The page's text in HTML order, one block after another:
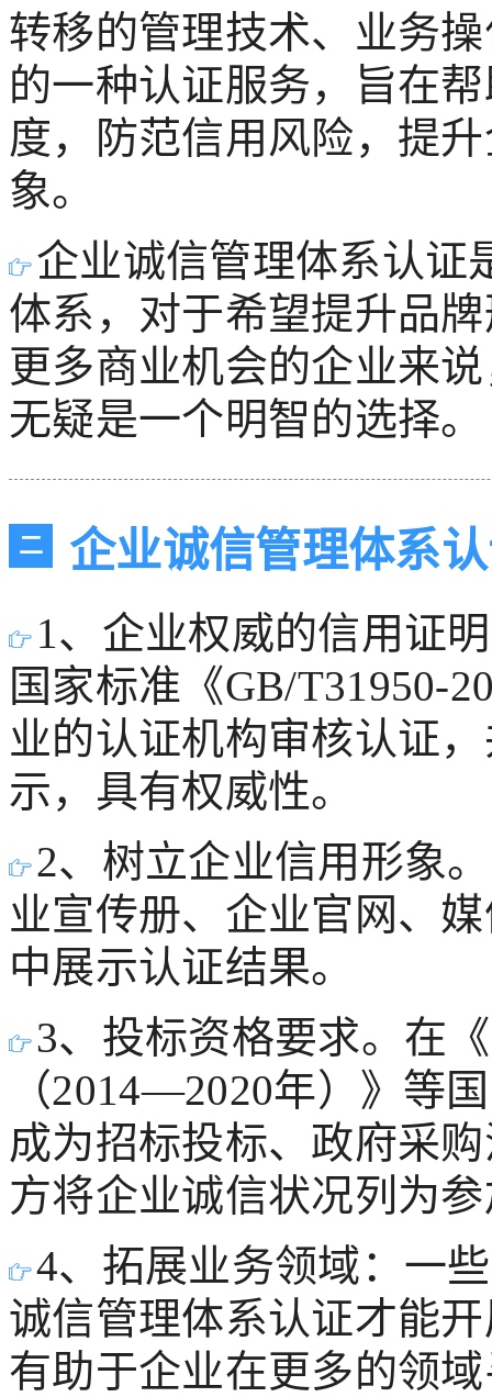
转移的管理技术、业务
的一种认证服务，旨在
度，防范信用风险，提
象。
企业诚信管理体系认证
体系，对于希望提升品
更多商业机会的企业来
无疑是一个明智的选择。
二 企业诚信管理体系
1、企业权威的信用证
国家标准《GB/T31950-
业的认证机构审核认证
示，具有权威性。
2、树立企业信用形象
业宣传册、企业官网、
中展示认证结果。
3、投标资格要求。在
（2014—2020年）》等
成为招标投标、政府采
方将企业诚信状况列为
4、拓展业务领域：一
诚信管理体系认证才能
有助于企业在更多的领